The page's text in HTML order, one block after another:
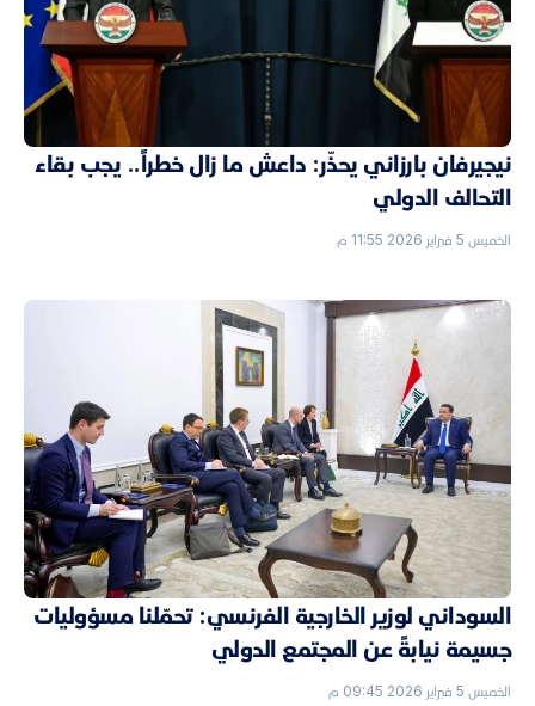
نيجيرفان بارزاني يحذّر: داعش ما زال خطراً.. يجب بقاء
التحالف الدولي
الخميس 5 فبراير 2026 11:55 م
السوداني لوزير الخارجية الفرنسي: تحمّلنا مسؤوليات
جسيمة نيابةً عن المجتمع الدولي
الخميس 5 فبراير 2026 09:45 م